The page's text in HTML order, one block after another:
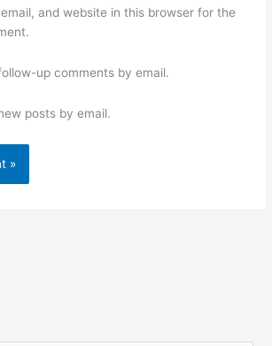
and website in this browser for the
up comments by email.
posts by email.